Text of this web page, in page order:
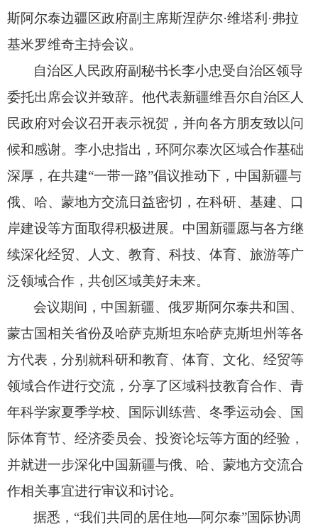
斯阿尔泰边疆区政府副主席斯涅萨尔·维塔利·弗拉
基米罗维奇主持会议。
自治区人民政府副秘书长李小忠受自治区领导
委托出席会议并致辞。他代表新疆维吾尔自治区人
民政府对会议召开表示祝贺，并向各方朋友致以问
候和感谢。李小忠指出，环阿尔泰次区域合作基础
深厚，在共建“一带一路”倡议推动下， 中国新疆与
俄、哈、蒙地方交流日益密切，在科研、基建、口
岸建设等方面取得积极进展。 中国新疆愿与各方继
续深化经贸、人文、 教育、 科技、体育、旅游等广
泛领域合作，共创区域美好未来。
会议期间， 中国新疆、俄罗斯阿尔泰共和国、
蒙古国相关省份及哈萨克斯坦东哈萨克斯坦州等各
方代表， 分别 就科研和教育、体育、文化、经贸等
领域合作进行交流，分享了区域科技教育合作、 青
年科学家夏季学校、国际训练营、冬季运动会、国
际体育节、 经济委员会、投资论坛等方面的经验 ，
并就进一步深化中国新疆与俄、哈、蒙地方交流合
作相关事宜进行审议和讨论。
据悉， “我们共同的居住地—阿尔泰”国际协调